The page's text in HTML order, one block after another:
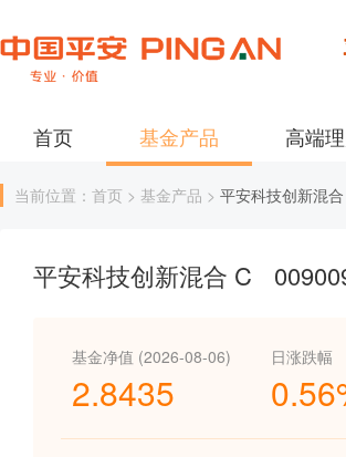
首页 基金产品 高端
当前位置：首页 > 基金产品 > 平安科技创新混
平安科技创新混合 C
基金净值 (2026-08-06)
2.8435
日涨跌幅